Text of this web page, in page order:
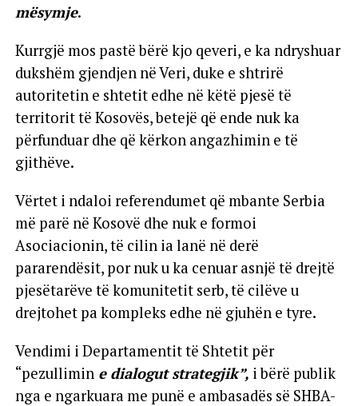
mësymje.
Kurrgjë mos pastë bërë kjo qeveri, e ka ndryshuar
dukshëm gjendjen në Veri, duke e shtrirë
autoritetin e shtetit edhe në këtë pjesë të
territorit të Kosovës, betejë që ende nuk ka
përfunduar dhe që kërkon angazhimin e të
gjithëve.
Vërtet i ndaloi referendumet që mbante Serbia
më parë në Kosovë dhe nuk e formoi
Asociacionin, të cilin ia lanë në derë
pararendësit, por nuk u ka cenuar asnjë të drejtë
pjesëtarëve të komunitetit serb, të cilëve u
drejtohet pa kompleks edhe në gjuhën e tyre.
Vendimi i Departamentit të Shtetit për
“pezullimin e dialogut strategjik”, i bërë publik
nga e ngarkuara me punë e ambasadës së SHBA-